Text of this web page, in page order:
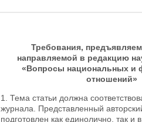
Требования,
направляемой в редакцию
«Вопросы национальных и
отношений»
1. Тема статьи должна
журнала. Представленный
подготовлен как единолично, так и в